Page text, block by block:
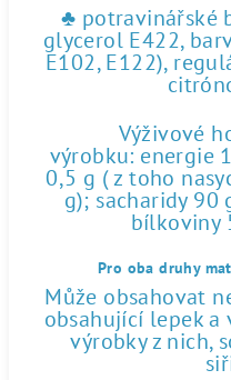
♣ potravinářské
glycerol E422,
E102, E122),
Výživové
výrobku: energie
0,5 g ( z toho
g); sacharidy 90
bílkoviny
Pro oba druhy
Může obsahovat
obsahující lepek a
výrobky z nich,